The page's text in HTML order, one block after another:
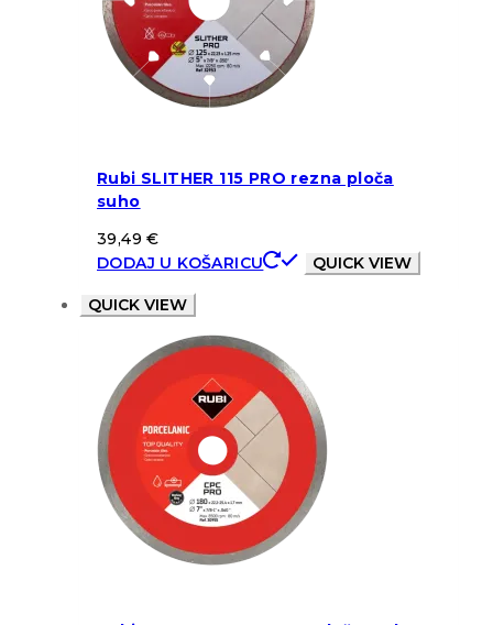
Rubi SLITHER 115 PRO rezna ploča
suho
39,49€
DODAJ U KOŠARICU
QUICK VIEW
QUICK VIEW